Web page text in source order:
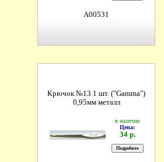
A00531
Крючок №13 1 шт. ("Gamma")
0,95мм металл
в наличии
Цена:
34 р.